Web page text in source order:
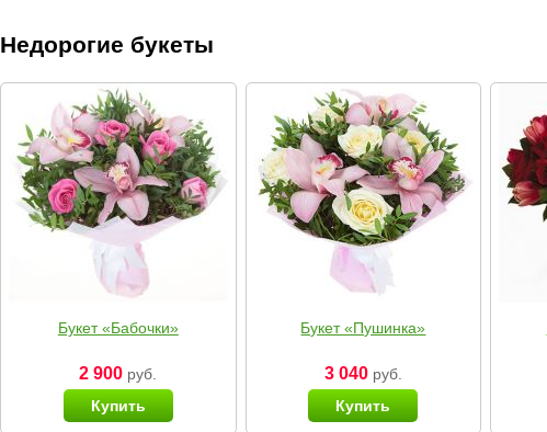
Недорогие букеты
Букет «Бабочки»
2 900 руб.
Купить
Букет «Пушинка»
3 040руб.
Купить